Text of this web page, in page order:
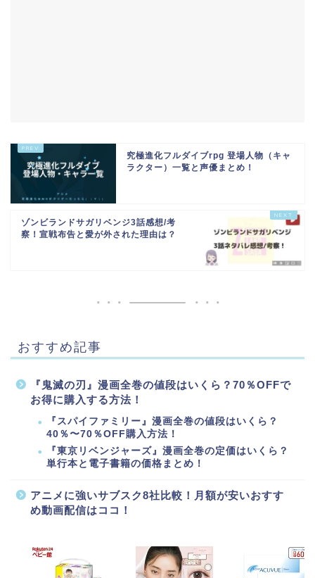
究極進化フルダイブrpg 登場人物（キャ
ラクター）一覧と声優まとめ！
ゾンビランドサガリベンジ3話感想/考
察！宣戦布告と愛が外された理由は？
おすすめ記事
『鬼滅の刃』漫画全巻の値段はいくら？70％OFFで
お得に購入する方法！
『スパイファミリー』漫画全巻の値段はいくら？
40％〜70％OFF購入方法！
『東京リベンジャーズ』漫画全巻の定価はいくら？
単行本と電子書籍の価格まとめ！
アニメに強いサブスク8社比較！月額が安いおすす
め動画配信はココ！